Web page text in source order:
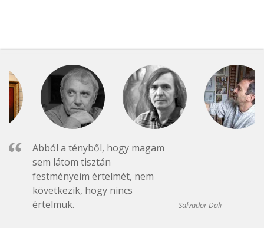
Abból a tényből, hogy magam
sem látom tisztán
festményeim értelmét, nem
következik, hogy nincs
értelmük.
Salvador Dali